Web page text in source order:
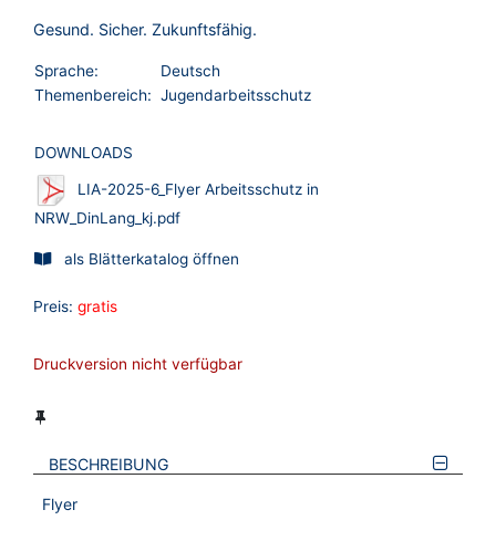
Gesund. Sicher. Zukunftsfähig.
Sprache:
Deutsch
Themenbereich: Jugendarbeitsschutz
DOWNLOADS
LIA-2025-6_Flyer Arbeitsschutz in
NRW_DinLang_kj.pdf
als Blätterkatalog öffnen
Preis: gratis
Druckversion nicht verfügbar
BESCHREIBUNG
Flyer